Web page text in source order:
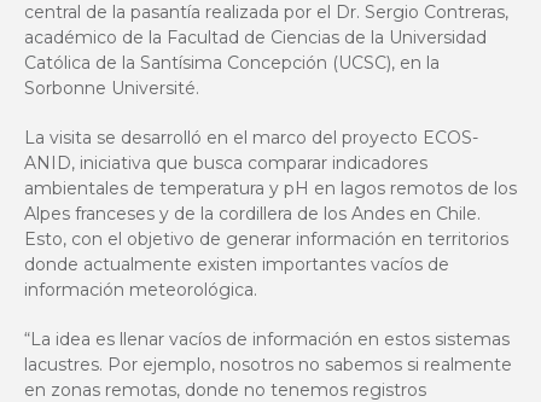
central de la pasantía realizada por el Dr. Sergio Contreras,
académico de la Facultad de Ciencias de la Universidad
Católica de la Santísima Concepción (UCSC), en la
Sorbonne Université.
La visita se desarrolló en el marco del proyecto ECOS-
ANID, iniciativa que busca comparar indicadores
ambientales de temperatura y pH en lagos remotos de los
Alpes franceses y de la cordillera de los Andes en Chile.
Esto, con el objetivo de generar información en territorios
donde actualmente existen importantes vacíos de
información meteorológica.
“La idea es llenar vacíos de información en estos sistemas
lacustres. Por ejemplo, nosotros no sabemos si realmente
en zonas remotas, donde no tenemos registros